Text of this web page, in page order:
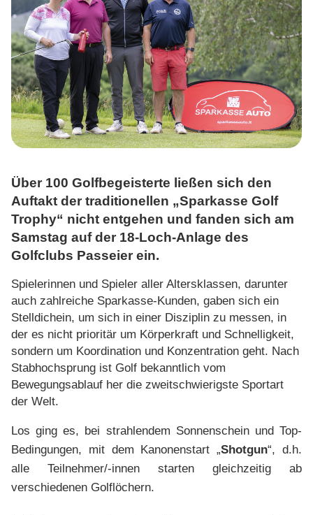
ÜBER UNS
TOOLS
AKTUELLES
KONTAKT
Über 100 Golfbegeisterte ließen sich den
Auftakt der traditionellen „Sparkasse Golf
Trophy“ nicht entgehen und fanden sich am
Samstag auf der 18-Loch-Anlage des
Golfclubs Passeier ein.
Spielerinnen und Spieler aller Altersklassen, darunter
auch zahlreiche Sparkasse-Kunden, gaben sich ein
Stelldichein, um sich in einer Disziplin zu messen, in
der es nicht prioritär um Körperkraft und Schnelligkeit,
sondern um Koordination und Konzentration geht. Nach
Stabhochsprung ist Golf bekanntlich vom
Bewegungsablauf her die zweitschwierigste Sportart
der Welt.
Los ging es, bei strahlendem Sonnenschein und Top-
Bedingungen, mit dem Kanonenstart „Shotgun“, d.h.
alle Teilnehmer/-innen starten gleichzeitig ab
verschiedenen Golflöchern.